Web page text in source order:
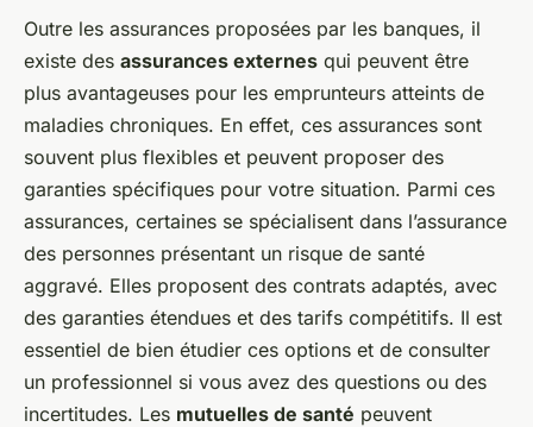
Outre les assurances proposées par les banques, il
existe des assurances externes qui peuvent être
plus avantageuses pour les emprunteurs atteints de
maladies chroniques. En effet, ces assurances sont
souvent plus flexibles et peuvent proposer des
garanties spécifiques pour votre situation. Parmi ces
assurances, certaines se spécialisent dans l’assurance
des personnes présentant un risque de santé
aggravé. Elles proposent des contrats adaptés, avec
des garanties étendues et des tarifs compétitifs. Il est
essentiel de bien étudier ces options et de consulter
un professionnel si vous avez des questions ou des
incertitudes. Les mutuelles de santé peuvent